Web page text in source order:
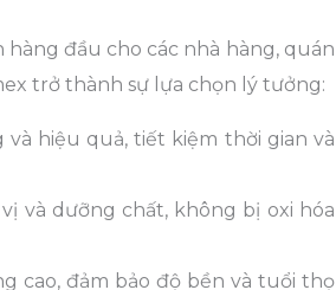
đầu cho các nhà hàng, quán
trở thành sự lựa chọn lý tưởng:
hiệu quả, tiết kiệm thời gian và
và dưỡng chất, không bị oxi hóa
cao, đảm bảo độ bền và tuổi thọ